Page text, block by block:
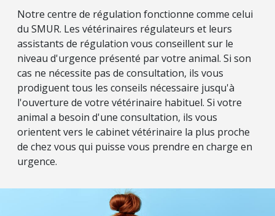
Notre centre de régulation fonctionne comme celui
du SMUR. Les vétérinaires régulateurs et leurs
assistants de régulation vous conseillent sur le
niveau d'urgence présenté par votre animal. Si son
cas ne nécessite pas de consultation, ils vous
prodiguent tous les conseils nécessaire jusqu'à
l'ouverture de votre vétérinaire habituel. Si votre
animal a besoin d'une consultation, ils vous
orientent vers le cabinet vétérinaire la plus proche
de chez vous qui puisse vous prendre en charge en
urgence.